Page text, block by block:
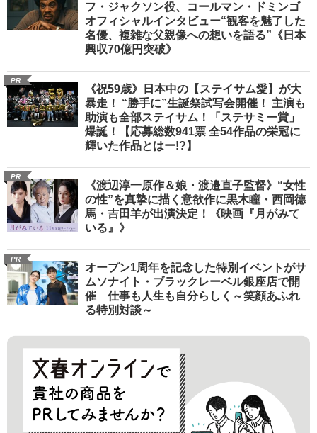
フ・ジャクソン役、コールマン・ドミンゴ
オフィシャルインタビュー“観客を魅了した
名優、複雑な父親像への想いを語る”《日本
興収70億円突破》
PR
《祝59歳》日本中の【ステイサム愛】が大
暴走！ “勝手に”生誕祭試写会開催！ 主演も
助演も全部ステイサム！「ステサミー賞」
爆誕！【応募総数941票 全54作品の栄冠に
輝いた作品とはー!?】
PR
《渡辺淳一原作＆娘・渡邉直子監督》“女性
の性”を真摯に描く意欲作に黒木瞳・西岡德
馬・吉田羊が出演決定！《映画『月がみて
いる』》
PR
オープン1周年を記念した特別イベントがサ
ムソナイト・ブラックレーベル銀座店で開
催 仕事も人生も自分らしく～笑顔あふれ
る特別対談～